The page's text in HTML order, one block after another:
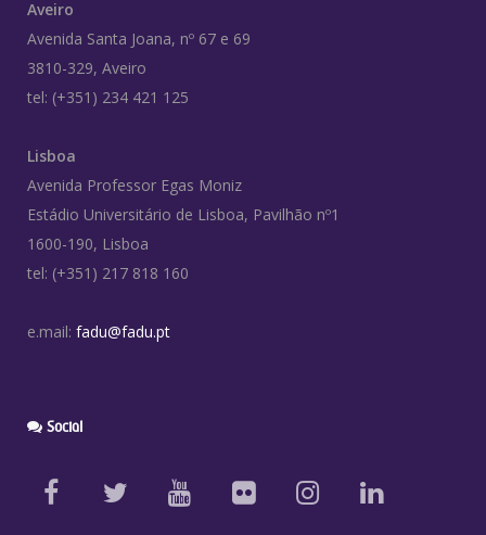
Aveiro
Avenida Santa Joana, nº 67 e 69
3810-329, Aveiro
tel: (+351) 234 421 125
Lisboa
Avenida Professor Egas Moniz
Estádio Universitário de Lisboa, Pavilhão nº1
1600-190, Lisboa
tel: (+351) 217 818 160
e.mail: fadu@fadu.pt
Social